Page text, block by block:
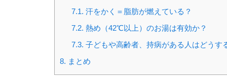
7.1. 汗をかく＝脂肪が燃えている？
7.2. 熱め（42℃以上）のお湯は有効か？
7.3. 子どもや高齢者、持病がある人はどうす
8. まとめ